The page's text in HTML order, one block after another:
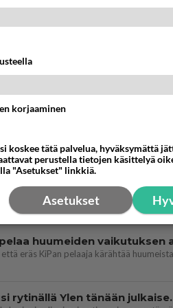
demokratian
ja
Perussuomalaisten
korjaaminen
koskee tätä palvelua, hyväksymättä
perustella tietojen käsittelyä
"Asetukset" linkkiä.
Asetukset